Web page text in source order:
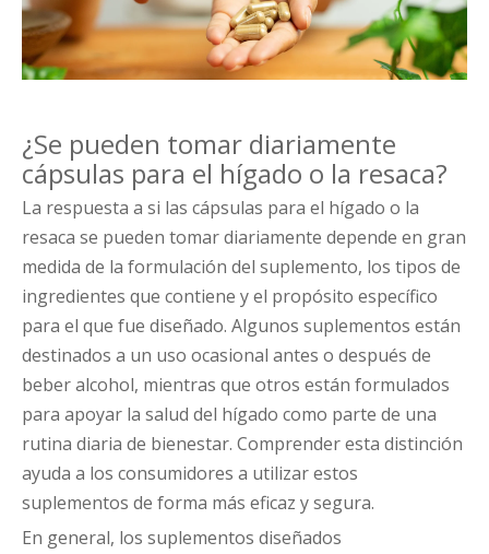
¿Se pueden tomar diariamente
cápsulas para el hígado o la resaca?
La respuesta a si las cápsulas para el hígado o la
resaca se pueden tomar diariamente depende en gran
medida de la formulación del suplemento, los tipos de
ingredientes que contiene y el propósito específico
para el que fue diseñado. Algunos suplementos están
destinados a un uso ocasional antes o después de
beber alcohol, mientras que otros están formulados
para apoyar la salud del hígado como parte de una
rutina diaria de bienestar. Comprender esta distinción
ayuda a los consumidores a utilizar estos
suplementos de forma más eficaz y segura.
En general, los suplementos diseñados